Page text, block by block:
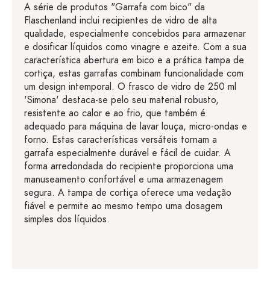
A série de produtos "Garrafa com bico" da
Flaschenland inclui recipientes de vidro de alta
qualidade, especialmente concebidos para armazenar
e dosificar líquidos como vinagre e azeite. Com a sua
característica abertura em bico e a prática tampa de
cortiça, estas garrafas combinam funcionalidade com
um design intemporal. O frasco de vidro de 250 ml
'Simona' destaca-se pelo seu material robusto,
resistente ao calor e ao frio, que também é
adequado para máquina de lavar louça, micro-ondas e
forno. Estas características versáteis tornam a
garrafa especialmente durável e fácil de cuidar. A
forma arredondada do recipiente proporciona uma
manuseamento confortável e uma armazenagem
segura. A tampa de cortiça oferece uma vedação
fiável e permite ao mesmo tempo uma dosagem
simples dos líquidos.